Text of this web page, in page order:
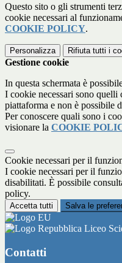
Questo sito o gli strumenti
cookie necessari al
COOKIE POLICY.
Personalizza Rifiuta tutti i
Gestione cookie
In questa schermata è
I cookie necessari sono
piattaforma e non è possibile
Per conoscere quali sono i
visionare la COOKIE
Cookie necessari per il
I cookie necessari per il
disabilitati. È possibile
policy.
Accetta tutti Salva le
Liceo
Contatti